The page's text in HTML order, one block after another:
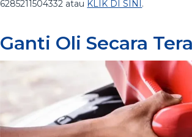
6285211504332 atau KLIK DI SINI .
Ganti Oli Secara